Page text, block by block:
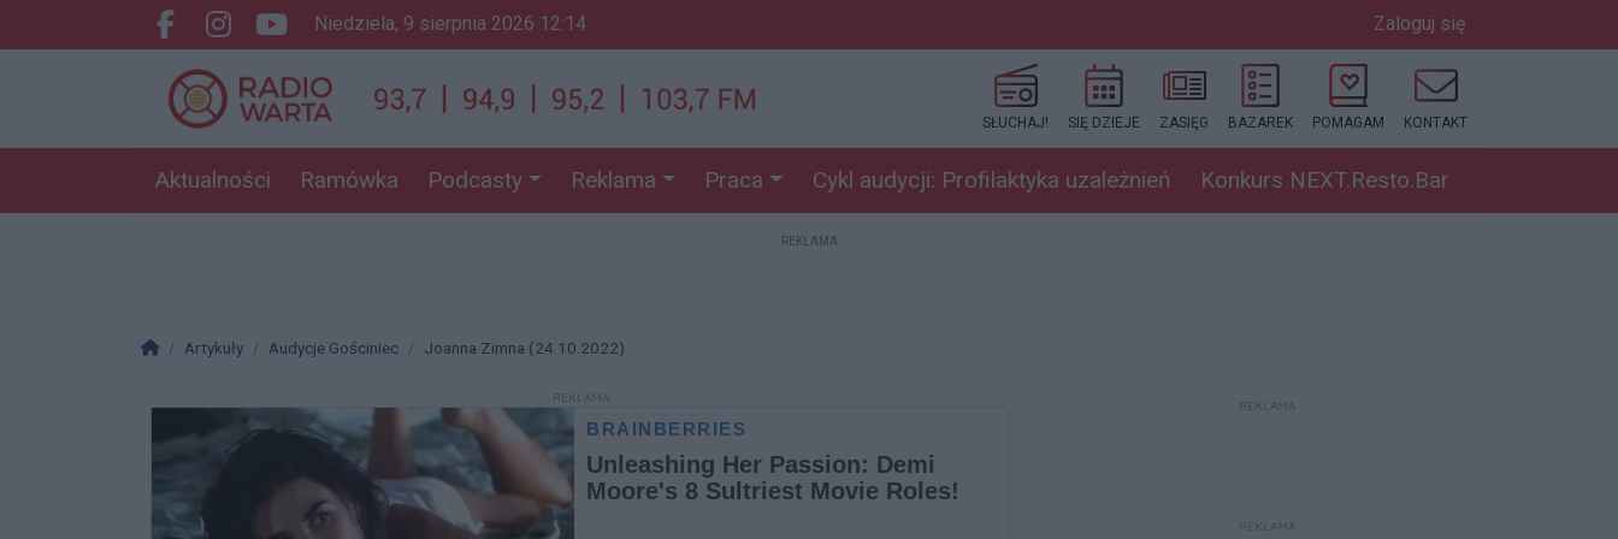
Facebook.com
Instagram.com
Youtube.com
niedziela, 9 sierpnia 2026 12:14 Zaloguj się
SŁUCHAJ! SIĘ DZIEJE ZASIĘG BAZAREK POMAGAM KONTAKT
Aktualności Ramówka Podcasty Reklama Praca Cykl audycji: Profilaktyka uzależnień Konkurs NEXT.Resto.Bar
REKLAMA
Strona główna
Artykuły Audycje Gościniec Joanna Zimna (24.10.2022)
REKLAMA
REKLAMA
REKLAMA